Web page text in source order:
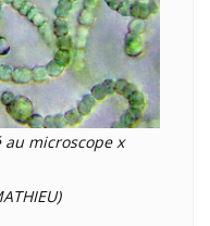
microscope x